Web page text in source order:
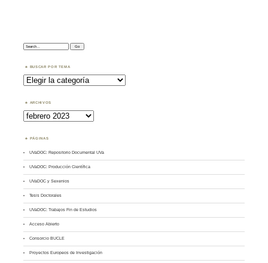
Search:
BUSCAR POR TEMA
Buscar
por
Tema
ARCHIVOS
Archivos
PÁGINAS
UVaDOC: Repositorio Documental UVa
UVaDOC: Producción Científica
UVaDOC y Sexenios
Tesis Doctorales
UVaDOC: Trabajos Fin de Estudios
Acceso Abierto
Consorcio BUCLE
Proyectos Europeos de Investigación